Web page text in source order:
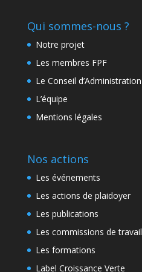
Qui sommes-nous ?
Notre projet
Les membres FPF
Le Conseil d’Administration
L’équipe
Mentions légales
Nos actions
Les événements
Les actions de plaidoyer
Les publications
Les commissions de travail
Les formations
Label Croissance Verte